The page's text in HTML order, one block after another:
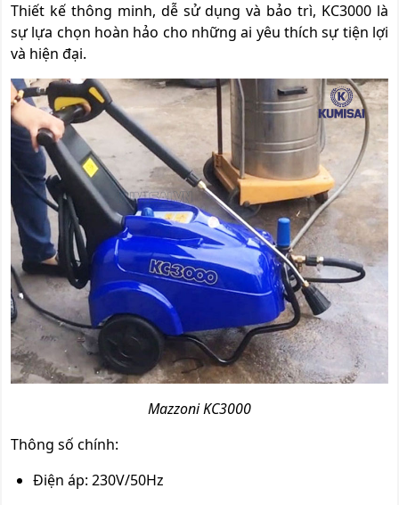
Thiết kế thông minh, dễ sử dụng và bảo trì, KC3000 là
sự lựa chọn hoàn hảo cho những ai yêu thích sự tiện lợi
và hiện đại.
Mazzoni KC3000
Thông số chính:
Điện áp: 230V/50Hz